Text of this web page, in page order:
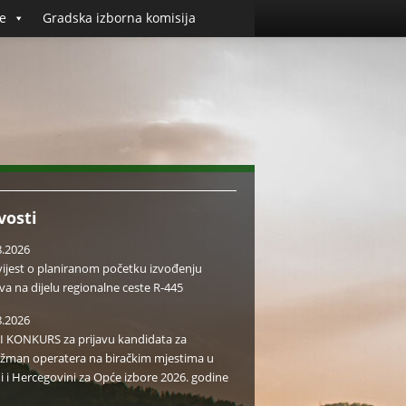
Gradska izborna komisija
o planiranom početku izvođenju
na dijelu regionalne ceste R-445
KONKURS za prijavu kandidata za
operatera na biračkim mjestima u
i Hercegovini za Opće izbore 2026. godine